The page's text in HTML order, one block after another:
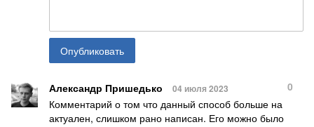
Опубликовать
Александр Пришедько 04 июля 2023
Комментарий о том что данный способ больше на
актуален, слишком рано написан. Его можно было
0